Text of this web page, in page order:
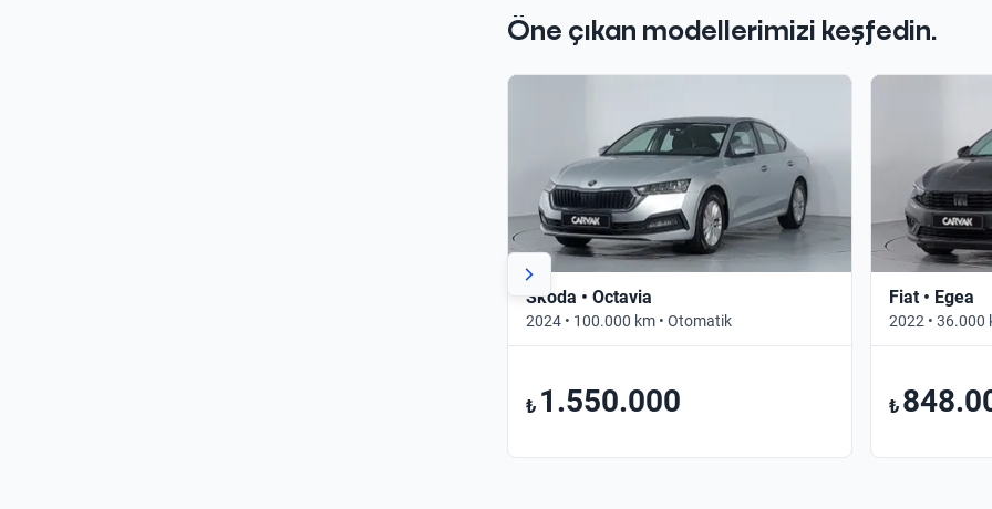
Öne çıkan modellerimizi keşfedin.
Skoda • Octavia
2024 • 100.000 km • Otomatik
₺ 1.550.000
Fiat • Egea
2022 • 36.000
₺